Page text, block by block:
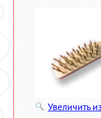
Увеличить